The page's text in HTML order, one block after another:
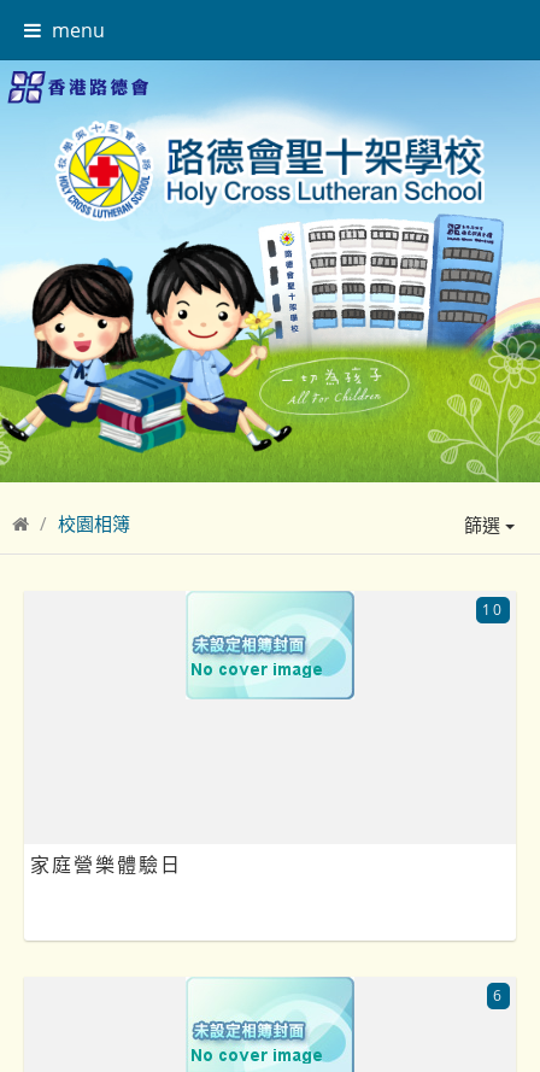
menu
校園相簿 篩選
家庭營樂體驗日
10
6